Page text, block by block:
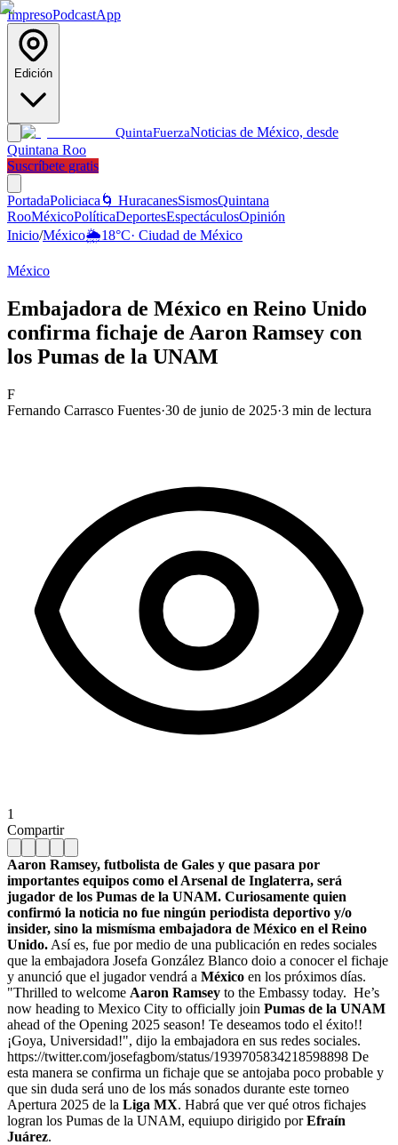
ImpresoPodcastApp
Edición
QuintaFuerzaNoticias de México, desde
Quintana Roo
Suscríbete gratis
PortadaPoliciaca 🌀 HuracanesSismosQuintana
RooMéxicoPolíticaDeportesEspectáculosOpinión
Inicio/México🌦️18°C· Ciudad de México
México
Embajadora de México en Reino Unido
confirma fichaje de Aaron Ramsey con
los Pumas de la UNAM
F
Fernando Carrasco Fuentes·30 de junio de 2025·3 min de lectura
1
Compartir
Aaron Ramsey, futbolista de Gales y que pasara por
importantes equipos como el Arsenal de Inglaterra, será
jugador de los Pumas de la UNAM. Curiosamente quien
confirmó la noticia no fue ningún periodista deportivo y/o
insider, sino la mismísma embajadora de México en el Reino
Unido. Así es, fue por medio de una publicación en redes sociales
que la embajadora Josefa González Blanco doio a conocer el fichaje
y anunció que el jugador vendrá a México en los próximos días.
"Thrilled to welcome Aaron Ramsey to the Embassy today. He’s
now heading to Mexico City to officially join Pumas de la UNAM
ahead of the Opening 2025 season! Te deseamos todo el éxito!!
¡Goya, Universidad!", dijo la embajadora en sus redes sociales.
https://twitter.com/josefagbom/status/1939705834218598898 De
esta manera se confirma un fichaje que se antojaba poco probable y
que sin duda será uno de los más sonados durante este torneo
Apertura 2025 de la Liga MX. Habrá que ver qué otros fichajes
logran los Pumas de la UNAM, equiupo dirigido porEfraín
Juárez.